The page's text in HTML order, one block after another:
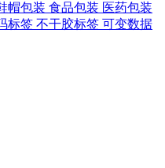
帽包装 食品包装 医药包装
标签 不干胶标签 可变数据